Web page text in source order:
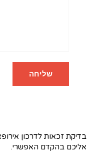
בדיקת זכאות לדרכון
אליכם בהקדם האפשרי.